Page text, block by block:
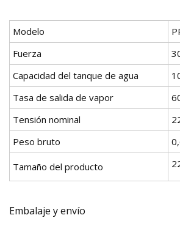
Modelo
Fuerza
Capacidad del tanque de agua
Tasa de salida de vapor
Tensión nominal
Peso bruto
Tamaño del producto
Embalaje y envío